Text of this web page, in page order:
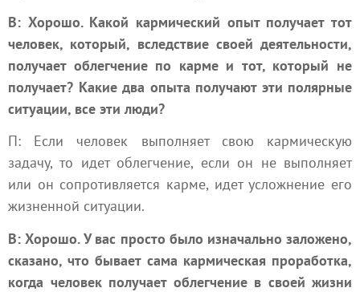
В: Хорошо. Какой кармический опыт получает тот
человек, который, вследствие своей деятельности,
получает облегчение по карме и тот, который не
получает? Какие два опыта получают эти полярные
ситуации, все эти люди?
П: Если человек выполняет свою кармическую
задачу, то идет облегчение, если он не выполняет
или он сопротивляется карме, идет усложнение его
жизненной ситуации.
В: Хорошо. У вас просто было изначально заложено,
сказано, что бывает сама кармическая проработка,
когда человек получает облегчение в своей жизни